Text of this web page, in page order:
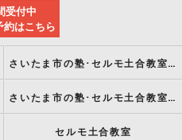
受付中
はこちら
さいたま市の塾･セルモ土合教室の口コミ情報
さいたま市の塾･セルモ土合教室のお客様の声
セルモ土合教室